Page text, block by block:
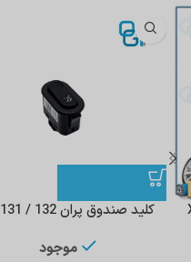
کلید صندوق پران 132 / 131 الپا
موجود